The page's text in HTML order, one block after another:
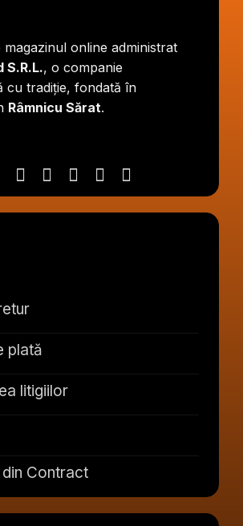
magazinul online administrat
S.R.L., o companie
cu tradiție, fondată în
Râmnicu Sărat.
plată
litigiilor
Contract